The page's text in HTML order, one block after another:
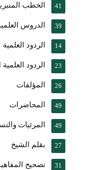
الخطب 41
الدروس 39
الردود العلمية 14
الردود 23
المؤلفات 26
المحاضرات 49
المرئيات 49
بقلم الشيخ 27
تصحيح 31